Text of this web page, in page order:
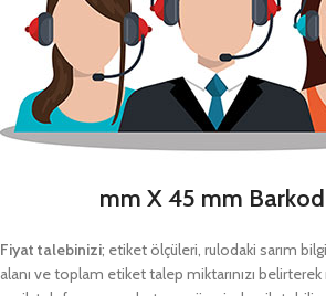
mm X 45 mm
Fiyat talebinizi; etiket ölçüleri, rulodaki sarım
alanı ve toplam etiket talep miktarınızı